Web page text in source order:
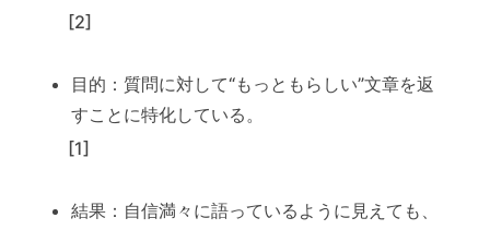
[2]
目的：質問に対して“もっともらしい”文章を返
すことに特化している。
[1]
結果：自信満々に語っているように見えても、